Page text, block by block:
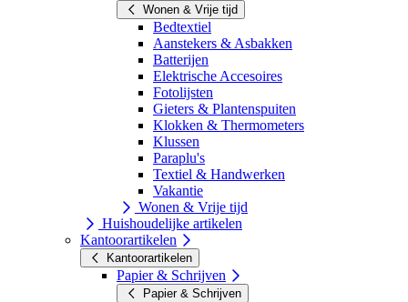
Wonen & Vrije tijd
Bedtextiel
Aanstekers & Asbakken
Batterijen
Elektrische Accesoires
Fotolijsten
Gieters & Plantenspuiten
Klokken & Thermometers
Klussen
Paraplu's
Textiel & Handwerken
Vakantie
Wonen & Vrije tijd
Huishoudelijke artikelen
Kantoorartikelen
Kantoorartikelen
Papier & Schrijven
Papier & Schrijven